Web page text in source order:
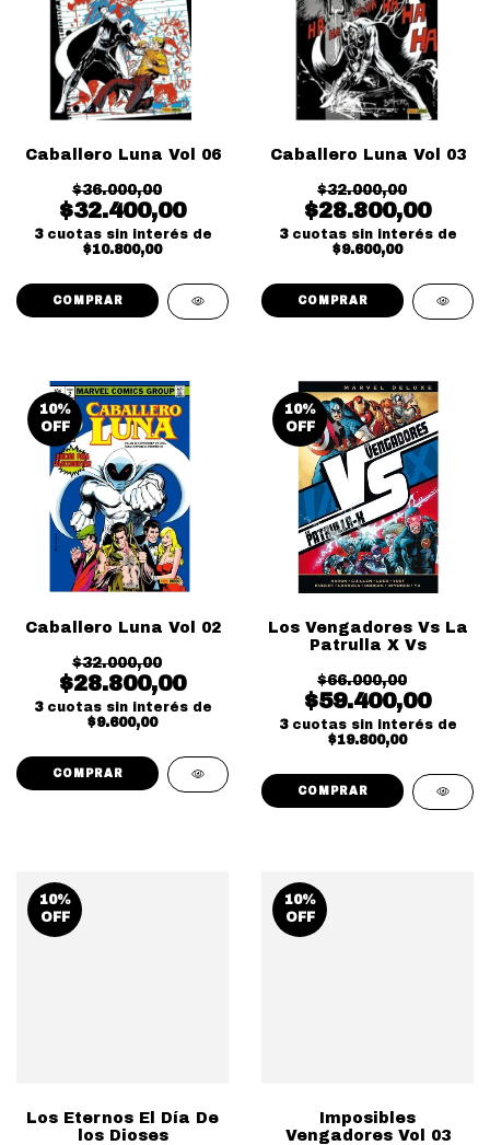
Caballero Luna Vol 06
$36.000,00
$32.400,00
3 cuotas sin interés de
$10.800,00
Caballero Luna Vol 03
$32.000,00
$28.800,00
3 cuotas sin interés de
$9.600,00
10%
OFF
Caballero Luna Vol 02
$32.000,00
$28.800,00
3 cuotas sin interés de
$9.600,00
10%
OFF
Los Vengadores Vs La
Patrulla X Vs
$66.000,00
$59.400,00
3 cuotas sin interés de
$19.800,00
10%
OFF
Los Eternos El Día De
los Dioses
10%
OFF
Imposibles
Vengadores Vol 03